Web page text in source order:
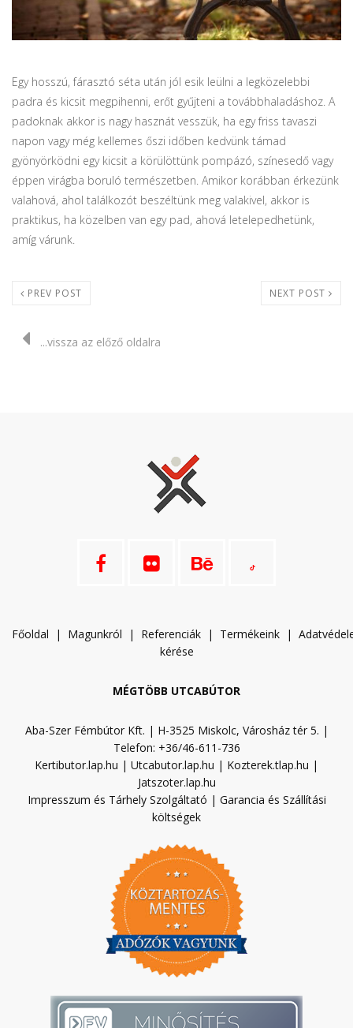
Egy hosszú, fárasztó séta után jól esik leülni a legközelebbi
padra és kicsit megpihenni, erőt gyűjteni a továbbhaladáshoz. A
padoknak akkor is nagy hasznát vesszük, ha egy friss tavaszi
napon vagy még kellemes őszi időben kedvünk támad
gyönyörködni egy kicsit a körülöttünk pompázó, színesedő vagy
éppen virágba boruló természetben. Amikor korábban érkezünk
valahová, ahol találkozót beszéltünk meg valakivel, akkor is
praktikus, ha közelben van egy pad, ahová letelepedhetünk,
amíg várunk.
PREV POST NEXT POST
...vissza az előző oldalra
Főoldal | Magunkról | Referenciák | Termékeink | A
kérése
MÉGTÖBB UTCABÚTOR
Aba-Szer Fémbútor Kft. | H-3525 Miskolc, Városház tér 5. |
Telefon: +36/46-611-736
Kertibutor.lap.hu | Utcabutor.lap.hu | Kozterek.tlap.hu |
Jatszoter.lap.hu
Impresszum és Tárhely Szolgáltató | Garancia és Szállítási
költségek